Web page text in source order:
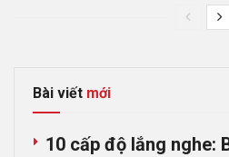
Bài viết mới
10 cấp độ lắng nghe: